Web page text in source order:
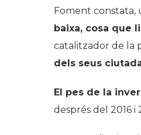
Foment constata,
baixa, cosa que
catalitzador de la
dels seus
El pes de la
després del 2016 i